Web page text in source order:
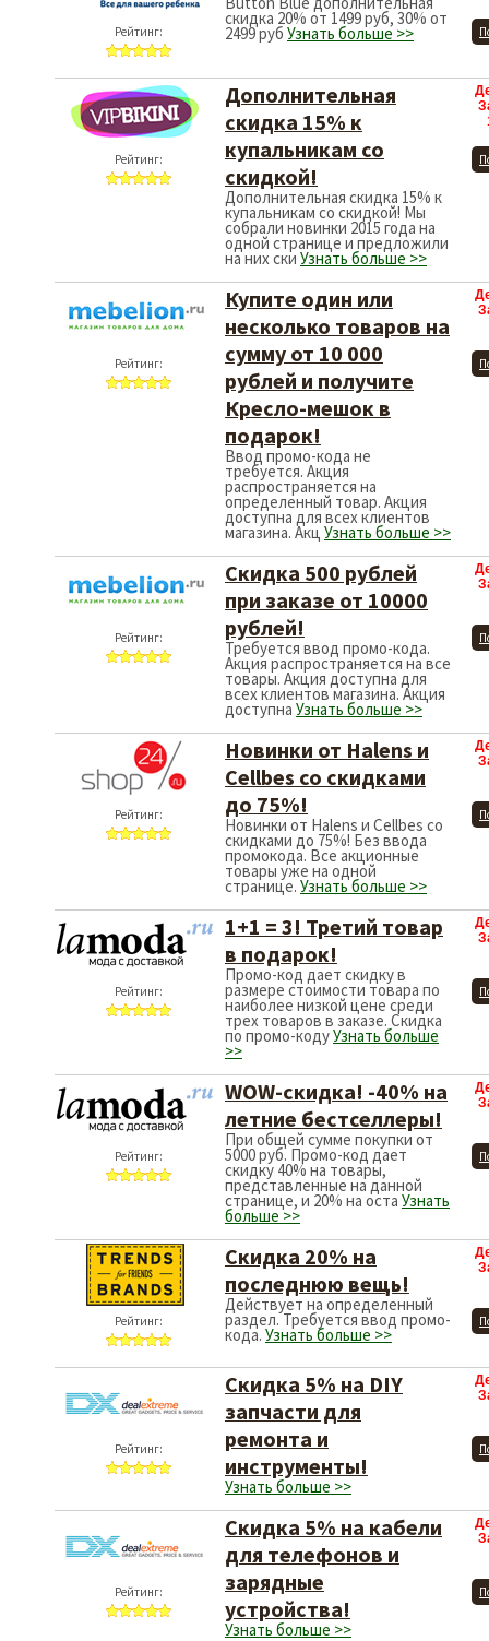
Рейтинг:
скидка 20% от 1499 руб, 30% от
2499 руб Узнать больше >>
Рейтинг:
Дополнительная
скидка 15% к
купальникам со
скидкой!
Дополнительная скидка 15% к
купальникам со скидкой! Мы
собрали новинки 2015 года на
одной странице и предложили
на них ски Узнать больше >>
Рейтинг:
Купите один или
несколько товаров на
сумму от 10 000
рублей и получите
Кресло-мешок в
подарок!
Ввод промо-кода не
требуется. Акция
распространяется на
определенный товар. Акция
доступна для всех клиентов
магазина. Акц Узнать больше >>
Рейтинг:
Скидка 500 рублей
при заказе от 10000
рублей!
Требуется ввод промо-кода.
Акция распространяется на все
товары. Акция доступна для
всех клиентов магазина. Акция
доступна Узнать больше >>
Рейтинг:
Новинки от Halens и
Cellbes со скидками
до 75%!
Новинки от Halens и Cellbes со
скидками до 75%! Без ввода
промокода. Все акционные
товары уже на одной
странице. Узнать больше >>
Рейтинг:
1+1 = 3! Третий товар
в подарок!
Промо-код дает скидку в
размере стоимости товара по
наиболее низкой цене среди
трех товаров в заказе. Скидка
по промо-кодуУзнать больше
>>
Рейтинг:
WOW-скидка! -40% на
летние бестселлеры!
При общей сумме покупки от
5000 руб. Промо-код дает
скидку 40% на товары,
представленные на данной
странице, и 20% на оста Узнать
больше >>
Рейтинг:
Скидка 20% на
последнюю вещь!
Действует на определенный
раздел. Требуется ввод промо-
кода. Узнать больше >>
Рейтинг:
Скидка 5% на DIY
запчасти для
ремонта и
инструменты!
Узнать больше >>
Рейтинг:
Скидка 5% на кабели
для телефонов и
зарядные
устройства!
Узнать больше >>